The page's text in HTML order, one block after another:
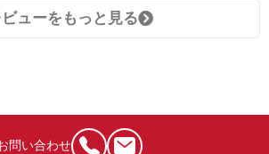
ビューをもっと見る
問い合わせ